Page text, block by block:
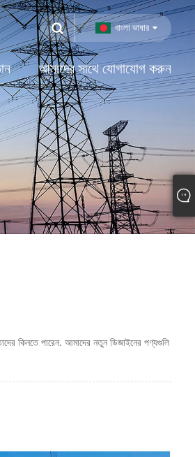
বাংলা ভাষার
আমাদের সাথে যোগাযোগ করুন
কিনতে পারেন. আমাদের নতুন ডিজাইনের পণ্যগুলি